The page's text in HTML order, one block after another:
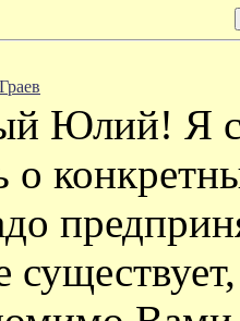
Юлий! Я
о